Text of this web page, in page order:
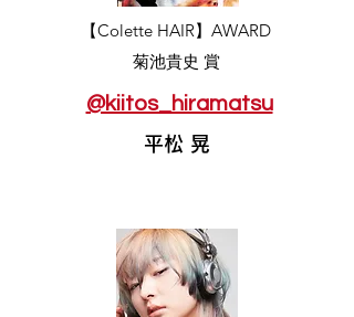
​【Colette HAIR】AWARD
​菊池貴史 賞
@kiitos_hiramatsu
平松 晃